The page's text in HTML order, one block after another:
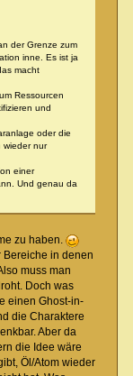
der Grenze zum
inne. Es ist ja
macht
Ressourcen
und
oder die
wieder nur
einer
Und genau da
zu haben.
in denen
muss man
Doch was
einen Ghost-in-
die Charaktere
Aber da
die Idee wäre
Öl/Atom wieder